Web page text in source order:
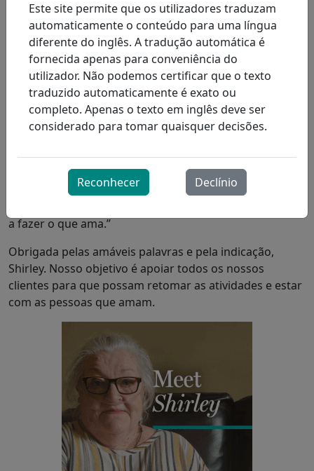
“O pessoal da ProResp está sempre presente quando
você precisa”, disse Shirley, radiante. “Eles são gentis e
pacientes, sentam com você e dedicam todo o tempo
necessário para explicar o funcionamento do
equipamento ou simplesmente conversar sobre o que
você estiver pensando. Eu recomendaria a ProResp
para qualquer pessoa. Aliás, eu a recomendei para um
de outra empresa. Eu disse: ‘Você precisa ligar para a
Marianne!’ Quando você liga para a ProResp com
alguma preocupação, eles não te ignoram. Eles dão
a fazer o que ama.”
Obrigada pelas amáveis palavras e pela indicação,
Shirley. Nosso objetivo é apoiar todos os nossos
clientes para que possam retomar as atividades e estar
com as pessoas que amam.
Este site permite que os utilizadores traduzam
automaticamente o conteúdo para uma língua
diferente do inglês. A tradução automática é
fornecida apenas para conveniência do
utilizador. Não podemos certificar que o texto
traduzido automaticamente é exato ou
completo. Apenas o texto em inglês deve ser
considerado para tomar quaisquer decisões.
Reconhecer Declínio